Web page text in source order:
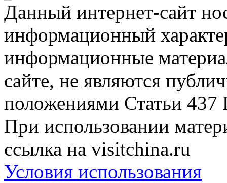
Данный интернет-сайт
информационный
информационные
сайте, не являются
положениями Статьи 437
При использовании
ссылка на visitchina.ru
Условия использования